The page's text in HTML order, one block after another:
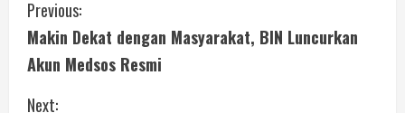
C
o
n
Previous:
Makin Dekat dengan Masyarakat, BIN Luncurkan
Akun Medsos Resmi
Next: